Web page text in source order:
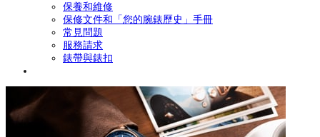
保養和維修
保修文件和「您的腕錶歷史」手冊
常見問題
服務請求
錶帶與錶扣